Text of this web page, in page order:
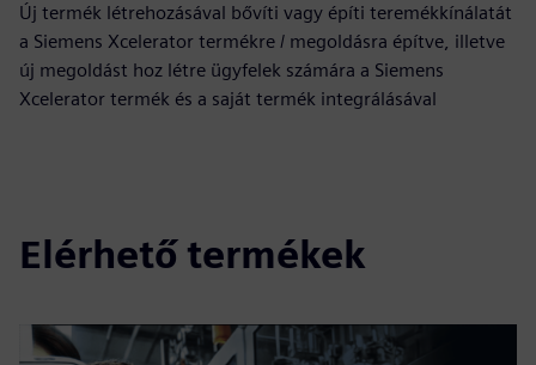
Új termék létrehozásával bővíti vagy építi teremékkínálatát
a Siemens Xcelerator termékre / megoldásra építve, illetve
új megoldást hoz létre ügyfelek számára a Siemens
Xcelerator termék és a saját termék integrálásával
Elérhető termékek